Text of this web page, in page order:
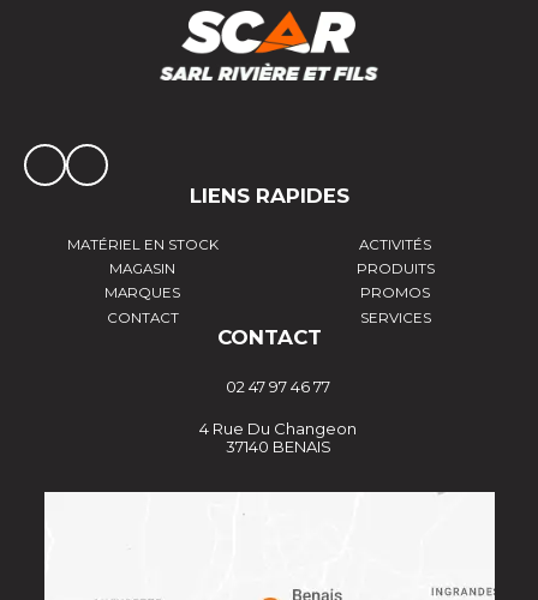
LIENS RAPIDES
MATÉRIEL EN STOCK
ACTIVITÉS
MAGASIN
PRODUITS
MARQUES
PROMOS
CONTACT
SERVICES
CONTACT
02 47 97 46 77
4 Rue Du Changeon
37140 BENAIS